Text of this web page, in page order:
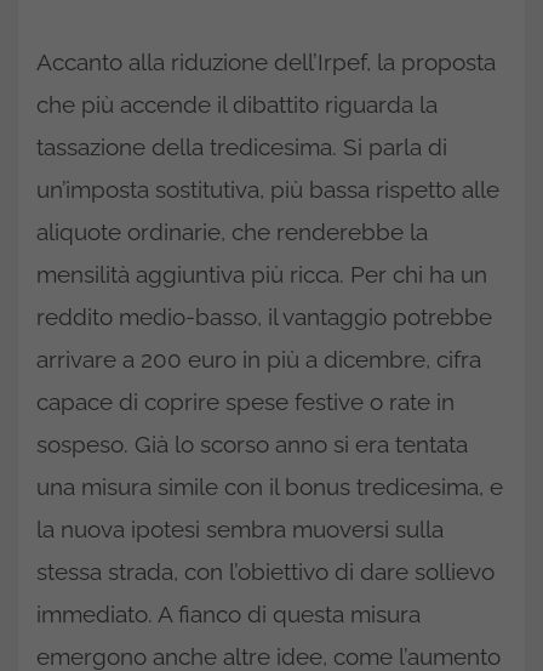
Accanto alla riduzione dell’Irpef, la proposta
che più accende il dibattito riguarda la
tassazione della tredicesima. Si parla di
un’imposta sostitutiva, più bassa rispetto alle
aliquote ordinarie, che renderebbe la
mensilità aggiuntiva più ricca. Per chi ha un
reddito medio-basso, il vantaggio potrebbe
arrivare a 200 euro in più a dicembre, cifra
capace di coprire spese festive o rate in
sospeso. Già lo scorso anno si era tentata
una misura simile con il bonus tredicesima, e
la nuova ipotesi sembra muoversi sulla
stessa strada, con l’obiettivo di dare sollievo
immediato. A fianco di questa misura
emergono anche altre idee, come l’aumento